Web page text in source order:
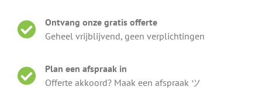
Deze mensen genieten weer van schone
Ontvang onze gratis offerte
Geheel vrijblijvend, geen verplichtingen
Plan een afspraak in
Offerte akkoord? Maak een afspraak ツ